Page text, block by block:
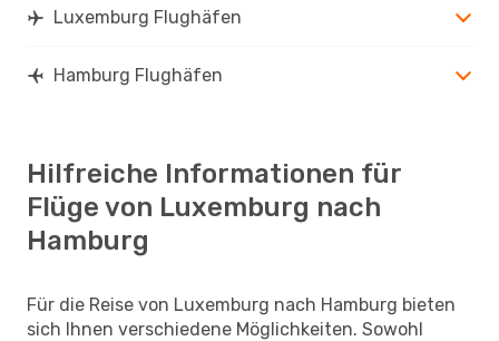
Luxemburg Flughäfen
Hamburg Flughäfen
Hilfreiche Informationen für
Flüge von Luxemburg nach
Hamburg
Für die Reise von Luxemburg nach Hamburg bieten
sich Ihnen verschiedene Möglichkeiten. Sowohl